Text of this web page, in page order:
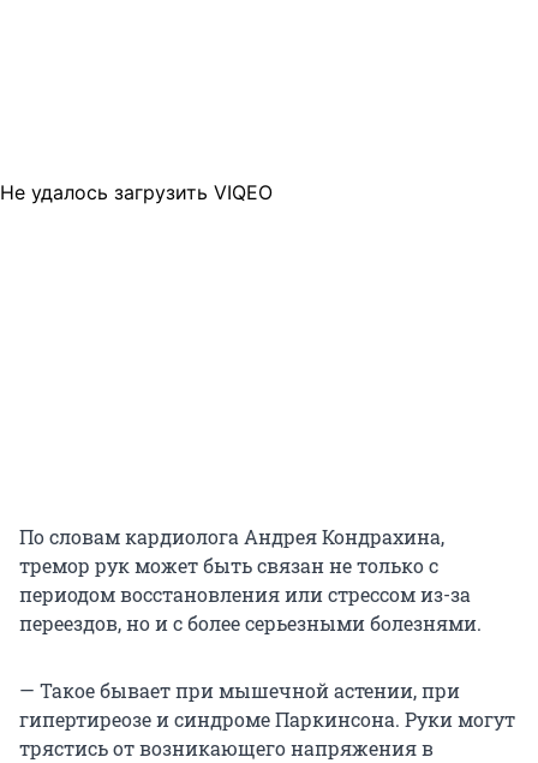
Не удалось загрузить VIQEO
По словам кардиолога Андрея Кондрахина,
тремор рук может быть связан не только с
периодом восстановления или стрессом из-за
переездов, но и с более серьезными болезнями.
— Такое бывает при мышечной астении, при
гипертиреозе и синдроме Паркинсона. Руки могут
трястись от возникающего напряжения в